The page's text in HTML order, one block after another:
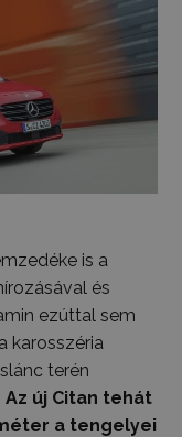
is a
és
ezúttal sem
karosszéria
terén
Az új Citan tehát
a tengelyei